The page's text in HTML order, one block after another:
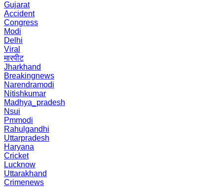
Gujarat
Accident
Congress
Modi
Delhi
Viral
मारपीट
Jharkhand
Breakingnews
Narendramodi
Nitishkumar
Madhya_pradesh
Nsui
Pmmodi
Rahulgandhi
Uttarpradesh
Haryana
Cricket
Lucknow
Uttarakhand
Crimenews